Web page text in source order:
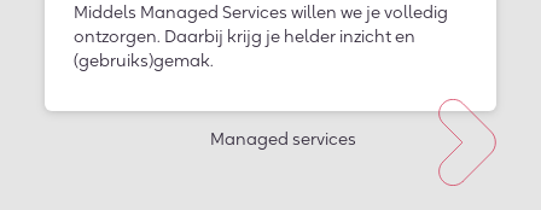
Middels Managed Services willen we je volledig
ontzorgen. Daarbij krijg je helder inzicht en
(gebruiks)gemak.
Managed services